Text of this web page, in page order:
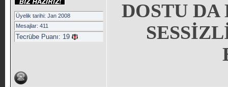
Üyelik tarihi: Jan 2008
Mesajlar: 411
Tecrübe Puanı: 19
DOSTU